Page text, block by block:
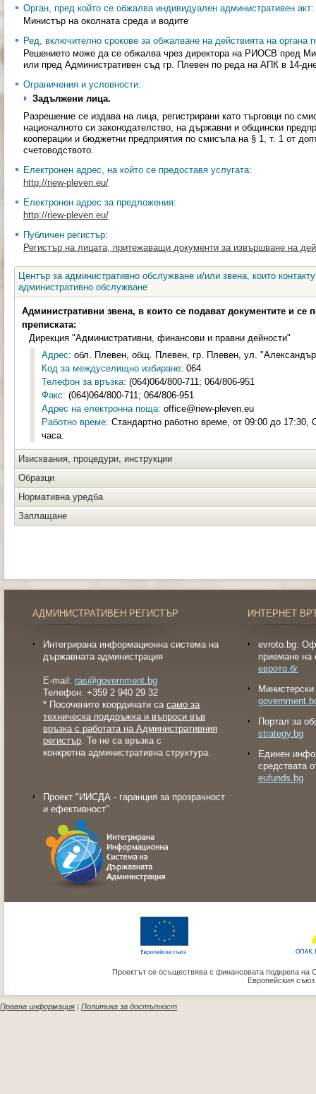
Орган, пред който се обжалва индивидуален административен акт:
Министър на околната среда и водите
Ред, включително срокове за обжалване на действията на органа
Решението може да се обжалва чрез директора на РИОСВ пред
или пред Административен съд гр. Плевен по реда на АПК в 14-
Ограничения и условности:
Задължени лица.
Разрешение се издава на лица, регистрирани като търговци по
националното си законодателство, на държавни и общински
кооперации и бюджетни предприятия по смисъла на § 1, т. 1 от
счетоводството.
Електронен адрес, на който се предоставя услугата:
http://riew-pleven.eu/
Електронен адрес за предложения:
http://riew-pleven.eu/
Публичен регистър:
Регистър на лицата, притежаващи документи за извършване на
Център за административно обслужване и/или звена, които
административно обслужване
Административни звена, в които се подават документите и се
преписката:
Дирекция "Административни, финансови и правни дейности"
Адрес: обл. Плевен, общ. Плевен, гр. Плевен, ул.
Код за междуселищно избиране: 064
Телефон за връзка: (064)064/800-711; 064/806-951
Факс: (064)064/800-711; 064/806-951
Адрес на електронна поща: office@riew-pleven.eu
Работно време: Стандартно работно време, от 09:00 до 17:30,
часа.
Изисквания, процедури, инструкции
Образци
Нормативна уредба
Заплащане
АДМИНИСТРАТИВЕН РЕГИСТЪР
Интегрирана информационна система на
държавната администрация
E-mail: ras@government.bg
Телефон: +359 2 940 29 32
* Посочените координати са само за
техническа поддръжка и въпроси във
връзка с работата на Административния
регистър. Те не са връзка с
конкретна административна структура.
Проект "ИИСДА - гаранция за прозрачност
и ефективност"
ИНТЕРНЕТ
evroto.bg:
приемане на
еврото.бг
Портал за
strategy.bg
Eдинен
средствата
eufunds.bg
Проектът се осъществява с финансовата подкрепа на
Европейския
Правна информация | Политика за достъпност